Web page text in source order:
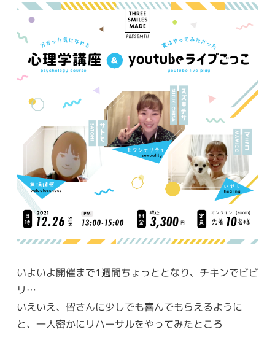
いよいよ開催まで1週間ちょっととなり、チキンでビビ
リ…
いえいえ、皆さんに少しでも喜んでもらえるように
と、一人密かにリハーサルをやってみたところ